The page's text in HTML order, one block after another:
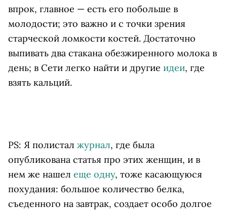
впрок, главное — есть его побольше в
молодости; это важно и с точки зрения
старческой ломкости костей. Достаточно
выпивать два стакана обезжиренного молока в
день; в Сети легко найти и другие идеи, где
взять кальций.
PS: Я полистал журнал, где была
опубликована статья про этих женщин, и в
нем же нашел еще одну, тоже касающуюся
похудания: большое количество белка,
съеденного на завтрак, создает особо долгое